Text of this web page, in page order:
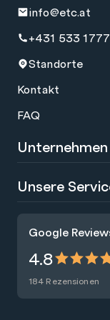
Google
4.8
184 Rezensionen
info@etc.at
+431 533
Standorte
Kontakt
FAQ
Unternehmen
Über uns
Presse
Nachhaltigkeit
Blog
Unsere
Zertifizierungen